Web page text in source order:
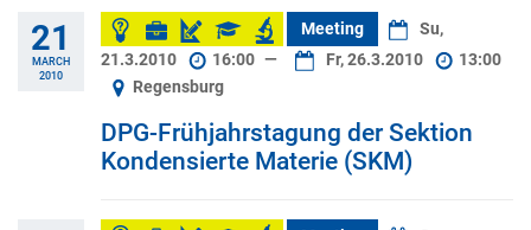
21
MARCH
2010
Meeting
Su,
21.3.2010
16:00 — Fr, 26.3.2010
13:00
Regensburg
DPG-Frühjahrstagung der Sektion
Kondensierte Materie (SKM)